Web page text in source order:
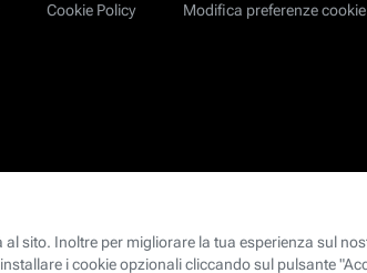
Cookie Policy Modifica preferenze cookie